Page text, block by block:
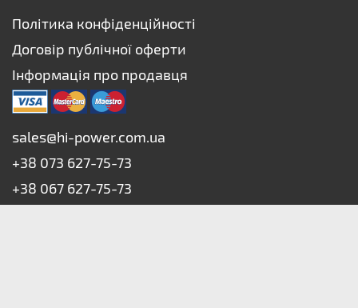
Політика конфіденційності
Договір публічної оферти
Інформація про продавця
sales@hi-power.com.ua
+38 073 627-75-73
+38 067 627-75-73